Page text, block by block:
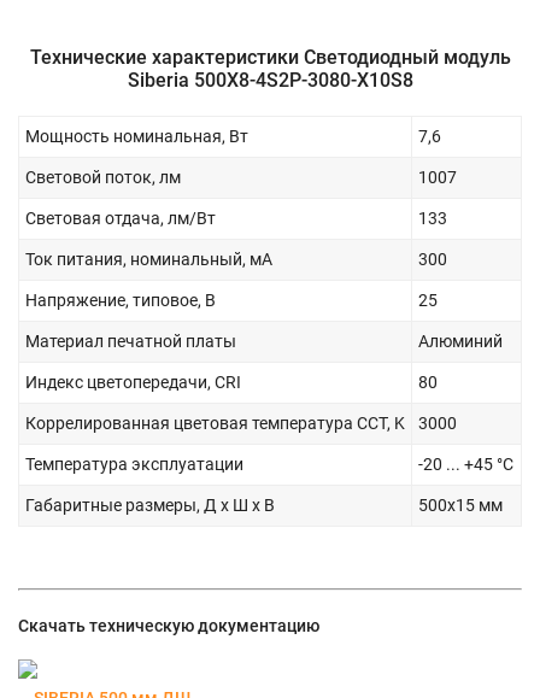
Технические характеристики Светодиодный модуль
Siberia 500Х8-4S2P-3080-X10S8
Мощность номинальная, Вт 7,6
Световой поток, лм 1007
Световая отдача, лм/Вт 133
Ток питания, номинальный, мА 300
Напряжение, типовое, В 25
Материал печатной платы Алюминий
Индекс цветопередачи, CRI 80
Коррелированная цветовая температура CCT, K 3000
Температура эксплуатации -20 ... +45 °С
Габаритные размеры, Д х Ш х В 500х15 мм
Скачать техническую документацию